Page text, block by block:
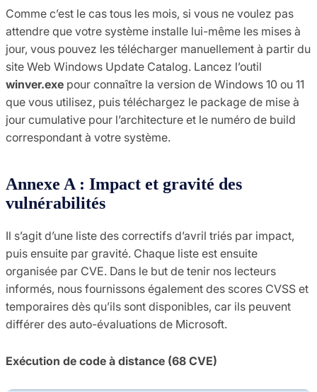
Comme c’est le cas tous les mois, si vous ne voulez pas
attendre que votre système installe lui-même les mises à
jour, vous pouvez les télécharger manuellement à partir du
site Web Windows Update Catalog. Lancez l’outil
winver.exe pour connaître la version de Windows 10 ou 11
que vous utilisez, puis téléchargez le package de mise à
jour cumulative pour l’architecture et le numéro de build
correspondant à votre système.
Annexe A : Impact et gravité des
vulnérabilités
Il s’agit d’une liste des correctifs d’avril triés par impact,
puis ensuite par gravité. Chaque liste est ensuite
organisée par CVE. Dans le but de tenir nos lecteurs
informés, nous fournissons également des scores CVSS et
temporaires dès qu’ils sont disponibles, car ils peuvent
différer des auto-évaluations de Microsoft.
Exécution de code à distance (68 CVE)